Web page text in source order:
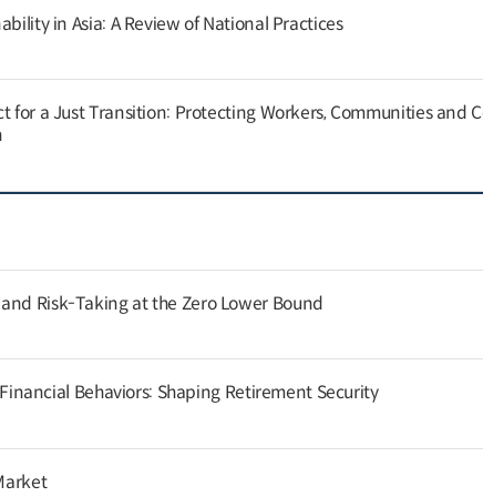
in Asia: A Review of National Practices
for a Just Transition: Protecting Workers, Communities and
Risk-Taking at the Zero Lower Bound
Behaviors: Shaping Retirement Security